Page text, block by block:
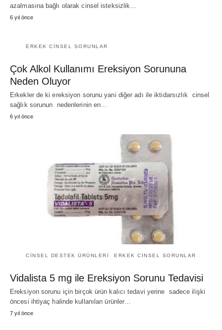
azalmasına bağlı olarak cinsel isteksizlik…
6 yıl önce
ERKEK CINSEL SORUNLAR
Çok Alkol Kullanımı Ereksiyon Sorununa
Neden Oluyor
Erkekler de ki ereksiyon sorunu yani diğer adı ile iktidarsızlık cinsel
sağlık sorunun nedenlerinin en…
6 yıl önce
CINSEL DESTEK ÜRÜNLERI ERKEK CINSEL SORUNLAR
Vidalista 5 mg ile Ereksiyon Sorunu Tedavisi
Ereksiyon sorunu için birçok ürün kalıcı tedavi yerine sadece ilişki
öncesi ihtiyaç halinde kullanılan ürünler…
7 yıl önce